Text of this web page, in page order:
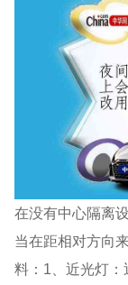
在没有中心隔离
当在距相对方向
料：1、近光灯